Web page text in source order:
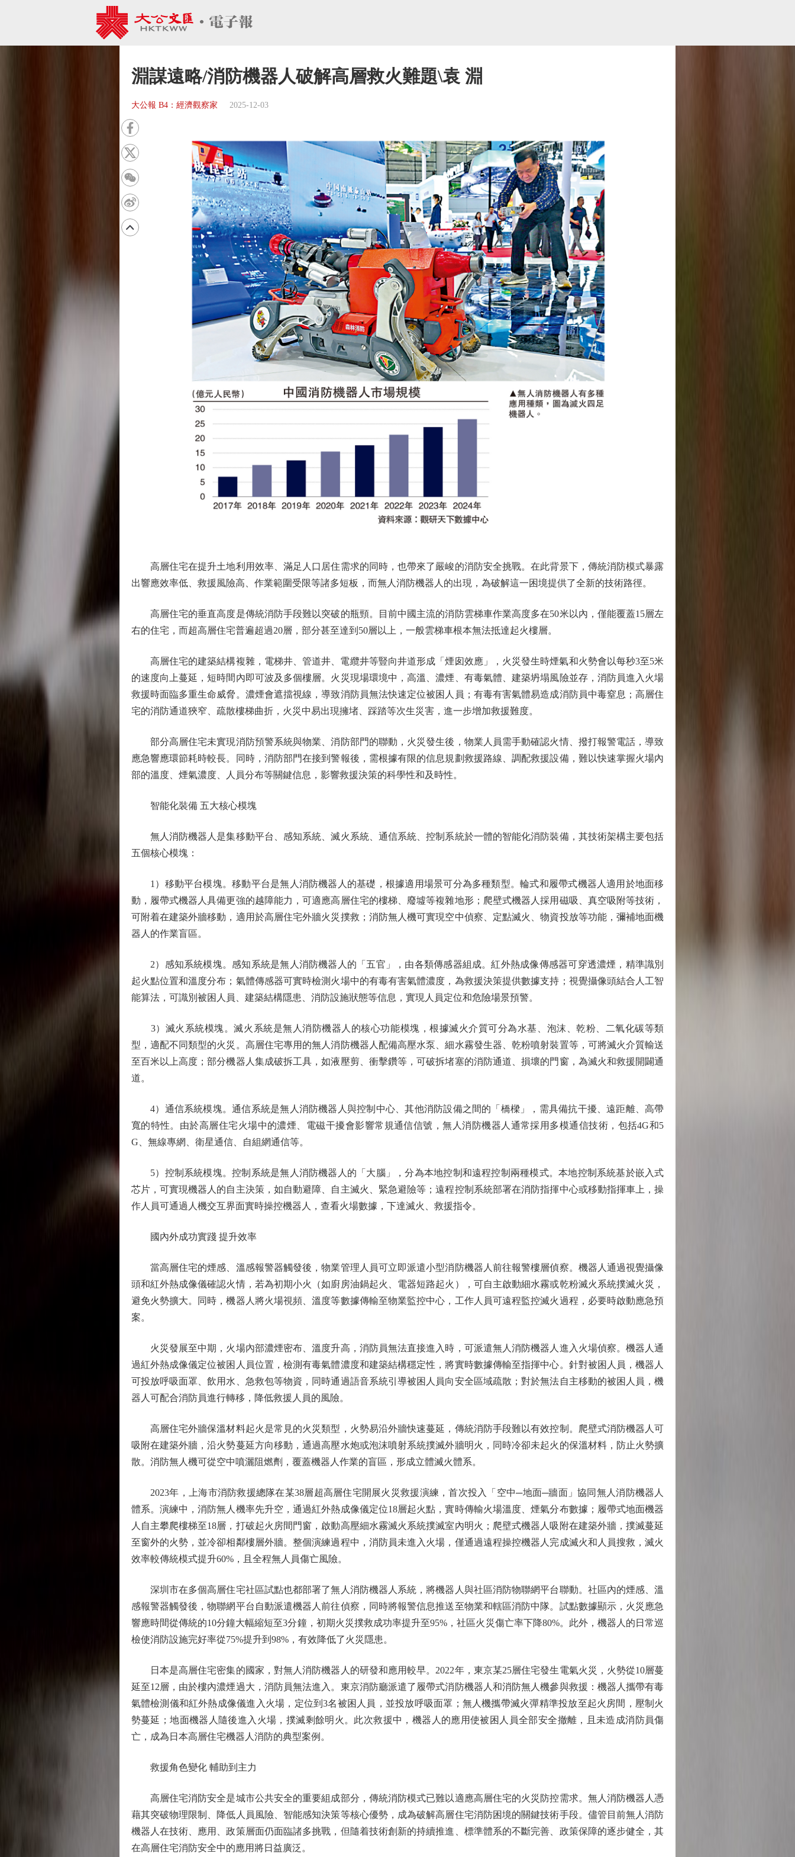
淵謀遠略/消防機器人破解高層救火難題\袁 淵
大公報 B4：經濟觀察家 2025-12-03
高層住宅在提升土地利用效率、滿足人口居住需求的同時，也帶來了嚴峻的消防安全挑戰。在此背景下，傳統消防模式暴露
出響應效率低、救援風險高、作業範圍受限等諸多短板，而無人消防機器人的出現，為破解這一困境提供了全新的技術路徑。
高層住宅的垂直高度是傳統消防手段難以突破的瓶頸。目前中國主流的消防雲梯車作業高度多在50米以內，僅能覆蓋15層左
右的住宅，而超高層住宅普遍超過20層，部分甚至達到50層以上，一般雲梯車根本無法抵達起火樓層。
高層住宅的建築結構複雜，電梯井、管道井、電纜井等豎向井道形成「煙囱效應」，火災發生時煙氣和火勢會以每秒3至5米
的速度向上蔓延，短時間內即可波及多個樓層。火災現場環境中，高溫、濃煙、有毒氣體、建築坍塌風險並存，消防員進入火場
救援時面臨多重生命威脅。濃煙會遮擋視線，導致消防員無法快速定位被困人員；有毒有害氣體易造成消防員中毒窒息；高層住
宅的消防通道狹窄、疏散樓梯曲折，火災中易出現擁堵、踩踏等次生災害，進一步增加救援難度。
部分高層住宅未實現消防預警系統與物業、消防部門的聯動，火災發生後，物業人員需手動確認火情、撥打報警電話，導致
應急響應環節耗時較長。同時，消防部門在接到警報後，需根據有限的信息規劃救援路線、調配救援設備，難以快速掌握火場內
部的溫度、煙氣濃度、人員分布等關鍵信息，影響救援決策的科學性和及時性。
智能化裝備 五大核心模塊
無人消防機器人是集移動平台、感知系統、滅火系統、通信系統、控制系統於一體的智能化消防裝備，其技術架構主要包括
五個核心模塊：
1）移動平台模塊。移動平台是無人消防機器人的基礎，根據適用場景可分為多種類型。輪式和履帶式機器人適用於地面移
動，履帶式機器人具備更強的越障能力，可適應高層住宅的樓梯、廢墟等複雜地形；爬壁式機器人採用磁吸、真空吸附等技術，
可附着在建築外牆移動，適用於高層住宅外牆火災撲救；消防無人機可實現空中偵察、定點滅火、物資投放等功能，彌補地面機
器人的作業盲區。
2）感知系統模塊。感知系統是無人消防機器人的「五官」，由各類傳感器組成。紅外熱成像傳感器可穿透濃煙，精準識別
起火點位置和溫度分布；氣體傳感器可實時檢測火場中的有毒有害氣體濃度，為救援決策提供數據支持；視覺攝像頭結合人工智
能算法，可識別被困人員、建築結構隱患、消防設施狀態等信息，實現人員定位和危險場景預警。
3）滅火系統模塊。滅火系統是無人消防機器人的核心功能模塊，根據滅火介質可分為水基、泡沫、乾粉、二氧化碳等類
型，適配不同類型的火災。高層住宅專用的無人消防機器人配備高壓水泵、細水霧發生器、乾粉噴射裝置等，可將滅火介質輸送
至百米以上高度；部分機器人集成破拆工具，如液壓剪、衝擊鑽等，可破拆堵塞的消防通道、損壞的門窗，為滅火和救援開闢通
道。
4）通信系統模塊。通信系統是無人消防機器人與控制中心、其他消防設備之間的「橋樑」，需具備抗干擾、遠距離、高帶
寬的特性。由於高層住宅火場中的濃煙、電磁干擾會影響常規通信信號，無人消防機器人通常採用多模通信技術，包括4G和5
G、無線專網、衛星通信、自組網通信等。
5）控制系統模塊。控制系統是無人消防機器人的「大腦」，分為本地控制和遠程控制兩種模式。本地控制系統基於嵌入式
芯片，可實現機器人的自主決策，如自動避障、自主滅火、緊急避險等；遠程控制系統部署在消防指揮中心或移動指揮車上，操
作人員可通過人機交互界面實時操控機器人，查看火場數據，下達滅火、救援指令。
國內外成功實踐 提升效率
當高層住宅的煙感、溫感報警器觸發後，物業管理人員可立即派遣小型消防機器人前往報警樓層偵察。機器人通過視覺攝像
頭和紅外熱成像儀確認火情，若為初期小火（如廚房油鍋起火、電器短路起火），可自主啟動細水霧或乾粉滅火系統撲滅火災，
避免火勢擴大。同時，機器人將火場視頻、溫度等數據傳輸至物業監控中心，工作人員可遠程監控滅火過程，必要時啟動應急預
案。
火災發展至中期，火場內部濃煙密布、溫度升高，消防員無法直接進入時，可派遣無人消防機器人進入火場偵察。機器人通
過紅外熱成像儀定位被困人員位置，檢測有毒氣體濃度和建築結構穩定性，將實時數據傳輸至指揮中心。針對被困人員，機器人
可投放呼吸面罩、飲用水、急救包等物資，同時通過語音系統引導被困人員向安全區域疏散；對於無法自主移動的被困人員，機
器人可配合消防員進行轉移，降低救援人員的風險。
高層住宅外牆保溫材料起火是常見的火災類型，火勢易沿外牆快速蔓延，傳統消防手段難以有效控制。爬壁式消防機器人可
吸附在建築外牆，沿火勢蔓延方向移動，通過高壓水炮或泡沫噴射系統撲滅外牆明火，同時冷卻未起火的保溫材料，防止火勢擴
散。消防無人機可從空中噴灑阻燃劑，覆蓋機器人作業的盲區，形成立體滅火體系。
2023年，上海市消防救援總隊在某38層超高層住宅開展火災救援演練，首次投入「空中─地面─牆面」協同無人消防機器人
體系。演練中，消防無人機率先升空，通過紅外熱成像儀定位18層起火點，實時傳輸火場溫度、煙氣分布數據；履帶式地面機器
人自主攀爬樓梯至18層，打破起火房間門窗，啟動高壓細水霧滅火系統撲滅室內明火；爬壁式機器人吸附在建築外牆，撲滅蔓延
至窗外的火勢，並冷卻相鄰樓層外牆。整個演練過程中，消防員未進入火場，僅通過遠程操控機器人完成滅火和人員搜救，滅火
效率較傳統模式提升60%，且全程無人員傷亡風險。
深圳市在多個高層住宅社區試點也都部署了無人消防機器人系統，將機器人與社區消防物聯網平台聯動。社區內的煙感、溫
感報警器觸發後，物聯網平台自動派遣機器人前往偵察，同時將報警信息推送至物業和轄區消防中隊。試點數據顯示，火災應急
響應時間從傳統的10分鐘大幅縮短至3分鐘，初期火災撲救成功率提升至95%，社區火災傷亡率下降80%。此外，機器人的日常巡
檢使消防設施完好率從75%提升到98%，有效降低了火災隱患。
日本是高層住宅密集的國家，對無人消防機器人的研發和應用較早。2022年，東京某25層住宅發生電氣火災，火勢從10層蔓
延至12層，由於樓內濃煙過大，消防員無法進入。東京消防廳派遣了履帶式消防機器人和消防無人機參與救援：機器人攜帶有毒
氣體檢測儀和紅外熱成像儀進入火場，定位到3名被困人員，並投放呼吸面罩；無人機攜帶滅火彈精準投放至起火房間，壓制火
勢蔓延；地面機器人隨後進入火場，撲滅剩餘明火。此次救援中，機器人的應用使被困人員全部安全撤離，且未造成消防員傷
亡，成為日本高層住宅機器人消防的典型案例。
救援角色變化 輔助到主力
高層住宅消防安全是城市公共安全的重要組成部分，傳統消防模式已難以適應高層住宅的火災防控需求。無人消防機器人憑
藉其突破物理限制、降低人員風險、智能感知決策等核心優勢，成為破解高層住宅消防困境的關鍵技術手段。儘管目前無人消防
機器人在技術、應用、政策層面仍面臨諸多挑戰，但隨着技術創新的持續推進、標準體系的不斷完善、政策保障的逐步健全，其
在高層住宅消防安全中的應用將日益廣泛。